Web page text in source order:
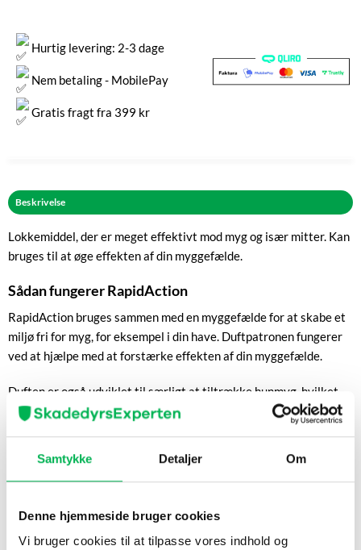
Samtykke Detaljer Om
Denne hjemmeside bruger cookies
Vi bruger cookies til at tilpasse vores indhold og
Hurtig levering: 2-3 dage
Nem betaling - MobilePay
Gratis fragt fra 399 kr
Beskrivelse
Lokkemiddel, der er meget effektivt mod myg og især mitter. Kan
bruges til at øge effekten af din myggefælde.
Sådan fungerer RapidAction
RapidAction bruges sammen med en myggefælde for at skabe et
miljø fri for myg, for eksempel i din have. Duftpatronen fungerer
ved at hjælpe med at forstærke effekten af din myggefælde.
Duften er også udviklet til særligt at tiltrække hunmyg, hvilket
kan bidrage til at reducere myggeforekomsten.
og højere intensitet.